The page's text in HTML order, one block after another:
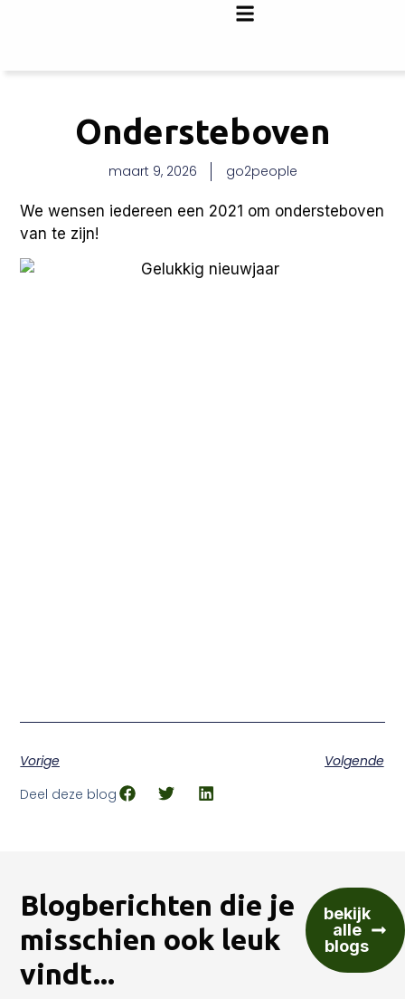
Ondersteboven
maart 9, 2026 go2people
We wensen iedereen een 2021 om ondersteboven
van te zijn!
Vorige
Volgende
Deel deze blog
Blogberichten die je
misschien ook leuk
vindt...
bekijk
alle
blogs